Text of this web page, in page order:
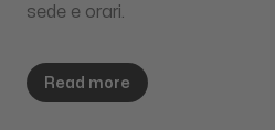
Follow us
sede e orari.
Read more